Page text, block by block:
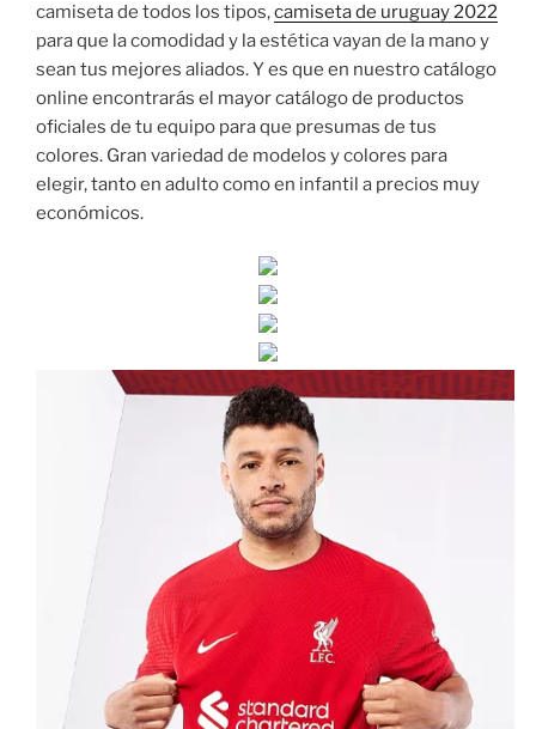
camiseta de todos los tipos,camiseta de uruguay 2022
para que la comodidad y la estética vayan de la mano y
sean tus mejores aliados. Y es que en nuestro catálogo
online encontrarás el mayor catálogo de productos
oficiales de tu equipo para que presumas de tus
colores. Gran variedad de modelos y colores para
elegir, tanto en adulto como en infantil a precios muy
económicos.